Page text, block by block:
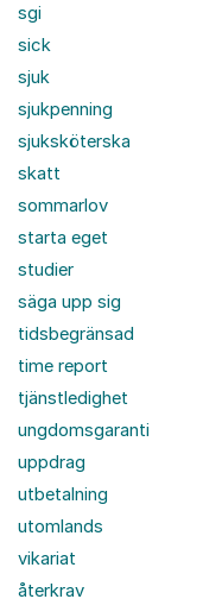
sgi
sick
sjuk
sjukpenning
sjuksköterska
skatt
sommarlov
starta eget
studier
säga upp sig
tidsbegränsad
time report
tjänstledighet
ungdomsgaranti
uppdrag
utbetalning
utomlands
vikariat
återkrav